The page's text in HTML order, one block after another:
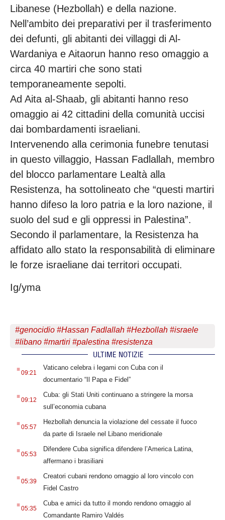
Libanese (Hezbollah) e della nazione.
Nell’ambito dei preparativi per il trasferimento
dei defunti, gli abitanti dei villaggi di Al-
Wardaniya e Aitaorun hanno reso omaggio a
circa 40 martiri che sono stati
temporaneamente sepolti.
Ad Aita al-Shaab, gli abitanti hanno reso
omaggio ai 42 cittadini della comunità uccisi
dai bombardamenti israeliani.
Intervenendo alla cerimonia funebre tenutasi
in questo villaggio, Hassan Fadlallah, membro
del blocco parlamentare Lealtà alla
Resistenza, ha sottolineato che “questi martiri
hanno difeso la loro patria e la loro nazione, il
suolo del sud e gli oppressi in Palestina”.
Secondo il parlamentare, la Resistenza ha
affidato allo stato la responsabilità di eliminare
le forze israeliane dai territori occupati.
Ig/yma
#genocidio #Hassan Fadlallah #Hezbollah #israele
#libano #martiri #palestina #resistenza
ULTIME NOTIZIE
.09:21
Vaticano celebra i legami con Cuba con il
documentario “Il Papa e Fidel”
.09:12
Cuba: gli Stati Uniti continuano a stringere la morsa
sull’economia cubana
.05:57
Hezbollah denuncia la violazione del cessate il fuoco
da parte di Israele nel Libano meridionale
.05:53
Difendere Cuba significa difendere l’America Latina,
affermano i brasiliani
.05:39
Creatori cubani rendono omaggio al loro vincolo con
Fidel Castro
.05:35
Cuba e amici da tutto il mondo rendono omaggio al
Comandante Ramiro Valdés